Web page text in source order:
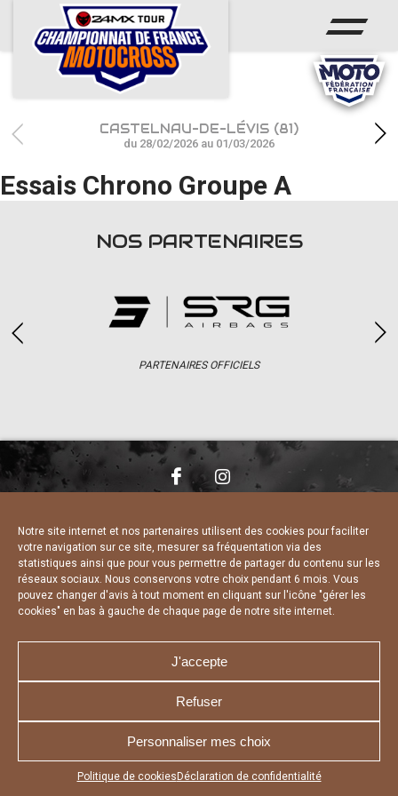
Notre site internet et nos partenaires utilisent des cookies pour faciliter
votre navigation sur ce site, mesurer sa fréquentation via des
statistiques ainsi que pour vous permettre de partager du contenu sur les
réseaux sociaux. Nous conservons votre choix pendant 6 mois. Vous
pouvez changer d'avis à tout moment en cliquant sur l'icône "gérer les
cookies" en bas à gauche de chaque page de notre site internet.
J'accepte
Refuser
Personnaliser mes choix
Politique de cookies Déclaration de confidentialité
Appuyez sur le bouton partager en bas de votre
ACCUEIL
ACTUS
CALENDRIER
RÉSULTATS
PHOTOS / WEB TV
CASTELNAU-DE-LÉVIS (81)
du 28/02/2026 au 01/03/2026
Essais Chrono Groupe A
NOS PARTENAIRES
PARTENAIRES OFFICIELS
CHARTE DE CONFIDENTIALITÉ
DÉCLARATION DE CONFIDENTIALITÉ
POLITIQUE D’UTILISATION DES COOKIES
RÉALISÉ PAR L’AGENCE WEB A3 WEB